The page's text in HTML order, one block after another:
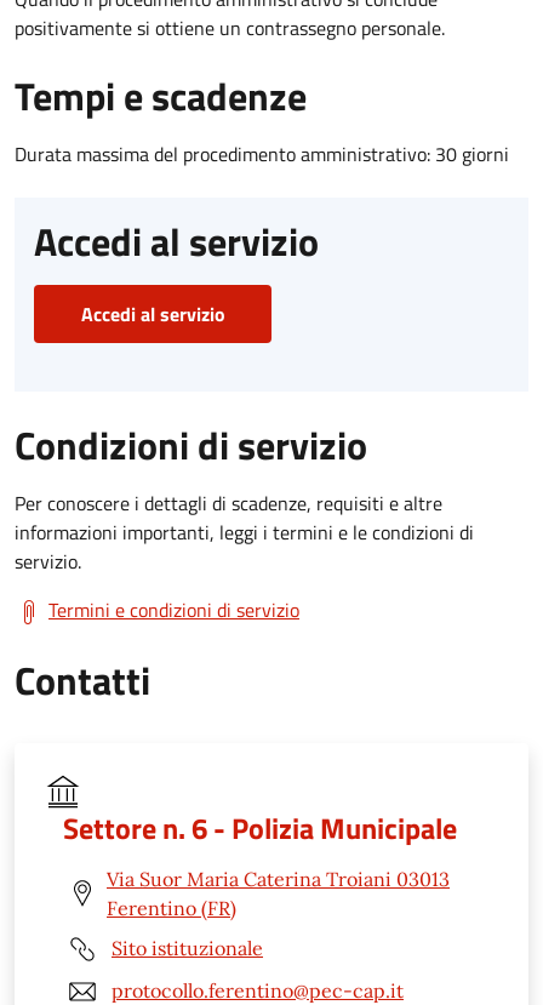
positivamente si ottiene un contrassegno personale.
Tempi e scadenze
Durata massima del procedimento amministrativo: 30 giorni
Accedi al servizio
Accedi al servizio
Condizioni di servizio
Per conoscere i dettagli di scadenze, requisiti e altre
informazioni importanti, leggi i termini e le condizioni di
servizio.
Termini e condizioni di servizio
Contatti
Settore n. 6 - Polizia Municipale
Via Suor Maria Caterina Troiani 03013
Ferentino (FR)
Sito istituzionale
protocollo.ferentino@pec-cap.it